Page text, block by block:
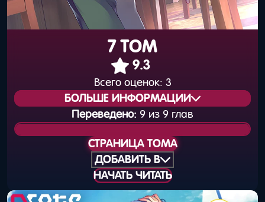
7 ТОМ
9.3
Всего оценок: 3
БОЛЬШЕ ИНФОРМАЦИИ
Статус издания:
Вышел
Общая нумерация:
Дата выхода
(книга):
25 октября 2017
года
Переведено: 9 из 9 глав
СТРАНИЦА ТОМА
ДОБАВИТЬ В
НАЧАТЬ ЧИТАТЬ